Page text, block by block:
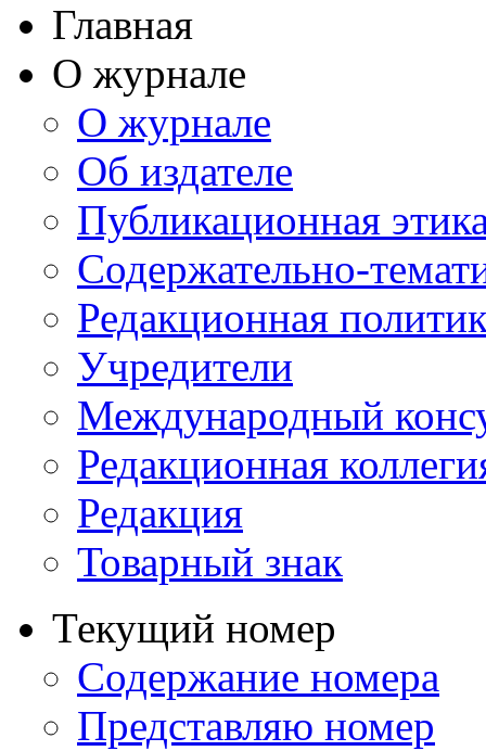
Главная
О журнале
О журнале
Об издателе
Публикационная
Содержательно-
Редакционная
Учредители
Международный
Редакционная
Редакция
Товарный знак
Текущий номер
Содержание номера
Представляю номер